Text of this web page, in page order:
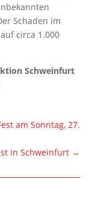
Schaden im
circa 1.000
Schweinfurt
am Sonntag, 27.
in Schweinfurt →